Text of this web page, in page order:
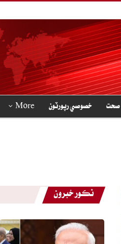
صحت خصوصي رپورٽون More
نڪور خبرون